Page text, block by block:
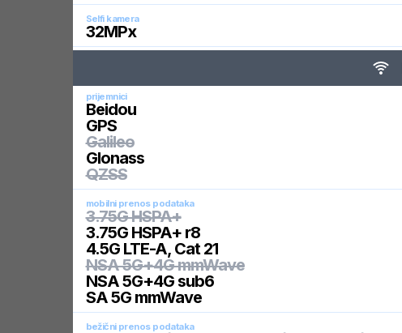
Selfi kamera
32MPx
prijemnici
Beidou
GPS
Galileo
Glonass
QZSS
mobilni prenos podataka
3.75G HSPA+
3.75G HSPA+ r8
4.5G LTE-A, Cat 21
NSA 5G+4G mmWave
NSA 5G+4G sub6
SA 5G mmWave
bežični prenos podataka